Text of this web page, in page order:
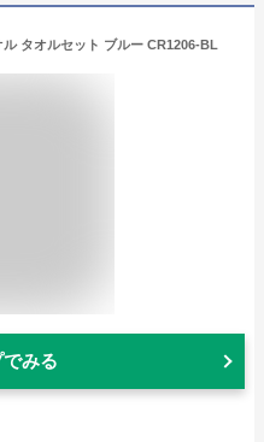
タオルセット ブルー CR1206-BL
みる